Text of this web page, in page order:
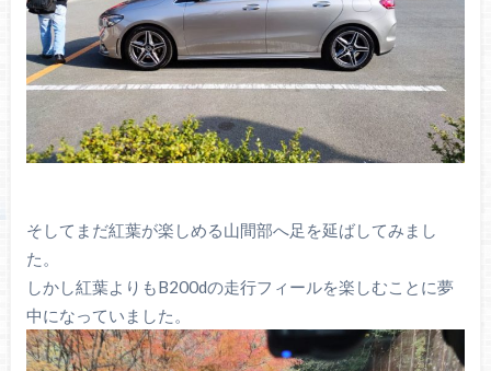
そしてまだ紅葉が楽しめる山間部へ足を延ばしてみまし
た。
しかし紅葉よりもB200dの走行フィールを楽しむことに夢
中になっていました。